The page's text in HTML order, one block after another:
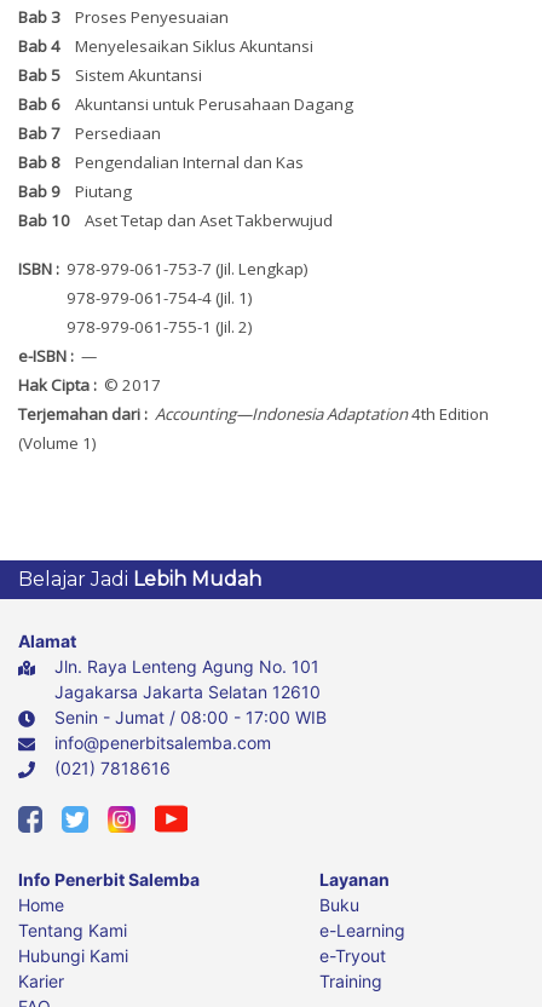
Bab 3 Proses Penyesuaian
Bab 4 Menyelesaikan Siklus Akuntansi
Bab 5 Sistem Akuntansi
Bab 6 Akuntansi untuk Perusahaan Dagang
Bab 7 Persediaan
Bab 8 Pengendalian Internal dan Kas
Bab 9 Piutang
Bab 10 Aset Tetap dan Aset Takberwujud
ISBN : 978-979-061-753-7 (Jil. Lengkap)
978-979-061-754-4 (Jil. 1)
978-979-061-755-1 (Jil. 2)
e-ISBN : —
Hak Cipta : © 2017
Terjemahan dari : Accounting—Indonesia Adaptation4th Edition
(Volume 1)
Belajar Jadi Lebih Mudah
Alamat
Jln. Raya Lenteng Agung No. 101
Jagakarsa Jakarta Selatan 12610
Senin - Jumat / 08:00 - 17:00 WIB
info@penerbitsalemba.com
(021) 7818616
Info Penerbit Salemba
Home
Tentang Kami
Hubungi Kami
Karier
Layanan
Buku
e-Learning
e-Tryout
Training